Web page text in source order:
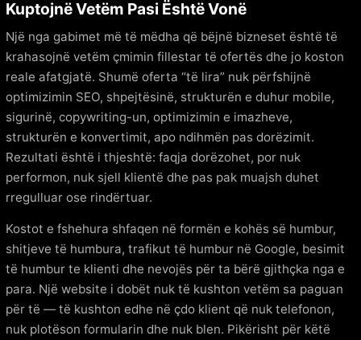
Kuptojnë Vetëm Pasi Është Vonë
Një nga gabimet më të mëdha që bëjnë bizneset është të
krahasojnë vetëm çmimin fillestar të ofertës dhe jo koston
reale afatgjatë. Shumë oferta “të lira” nuk përfshijnë
optimizimin SEO, shpejtësinë, strukturën e duhur mobile,
sigurinë, copywriting-un, optimizimin e imazheve,
strukturën e konvertimit, apo ndihmën pas dorëzimit.
Rezultati është i thjeshtë: faqja dorëzohet, por nuk
performon, nuk sjell klientë dhe pas pak muajsh duhet
rregulluar ose rindërtuar.
Kostot e fshehura shfaqen në formën e kohës së humbur,
shitjeve të humbura, trafikut të humbur në Google, besimit
të humbur te klienti dhe nevojës për ta bërë gjithçka nga e
para. Një website i dobët nuk të kushton vetëm sa paguan
për të — të kushton edhe në çdo klient që nuk telefonon,
nuk plotëson formularin dhe nuk blen. Pikërisht për këtë